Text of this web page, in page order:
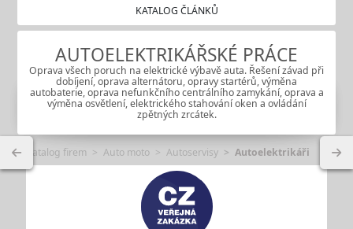
KATALOG ČLÁNKŮ
AUTOELEKTRIKÁŘSKÉ PRÁCE
Oprava všech poruch na elektrické výbavě auta. Řešení závad při
dobíjení, oprava alternátoru, opravy startérů, výměna
autobaterie, oprava nefunkčního centrálního zamykání, oprava a
výměna osvětlení, elektrického stahování oken a ovládání
zpětných zrcátek.
Katalog firem Auto moto Autoservisy Autoelektrikáři